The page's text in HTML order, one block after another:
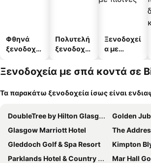
Φθηνά
ξενοδοχεί
Πολυτελή
ξενοδοχεί
Ξενοδοχεί
α με
Ξενοδοχεία με σπά κοντά σε
Τα παρακάτω ξενοδοχεία ίσως είναι
DoubleTree by Hilton Glasgow Central
Golden
Glasgow Marriott Hotel
The
Gleddoch Golf & Spa Resort
Kimpton
Parklands Hotel & Country Club
Mar Hall